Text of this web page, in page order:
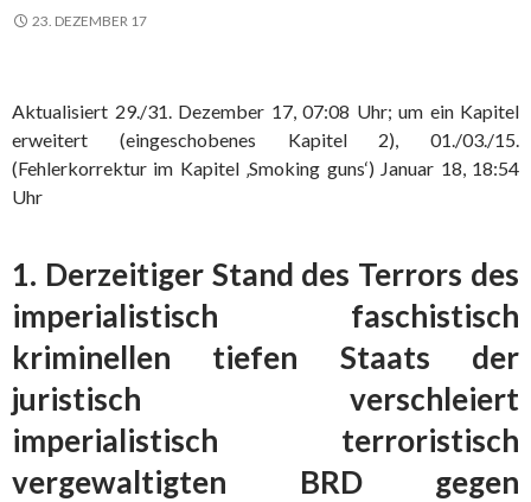
23. DEZEMBER 17
Aktualisiert 29./31. Dezember 17, 07:08 Uhr; um ein Kapitel
erweitert (eingeschobenes Kapitel 2), 01./03./15.
(Fehlerkorrektur im Kapitel ‚Smoking guns‘) Januar 18, 18:54
Uhr
1. Derzeitiger Stand des Terrors des
imperialistisch faschistisch
kriminellen tiefen Staats der
juristisch verschleiert
imperialistisch terroristisch
vergewaltigten BRD gegen